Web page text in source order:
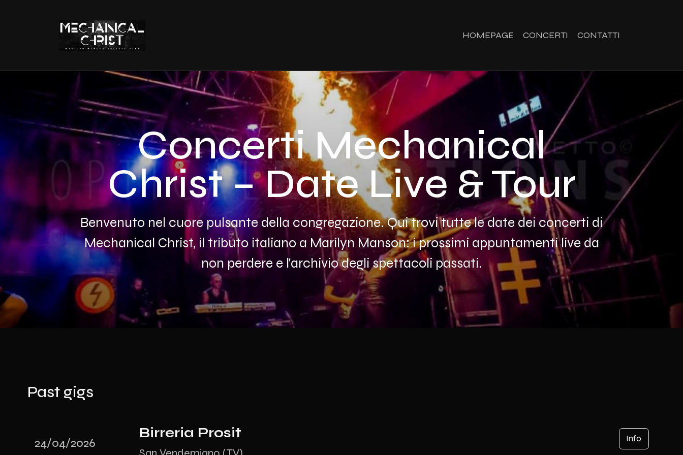
HOMEPAGE CONCERTI CONTATTI
Concerti Mechanical
Christ – Date Live & Tour
Benvenuto nel cuore pulsante della congregazione. Qui trovi tutte le date dei concerti di
Mechanical Christ, il tributo italiano a Marilyn Manson: i prossimi appuntamenti live da
non perdere e l'archivio degli spettacoli passati.
Past gigs
24/04/2026
Birreria Prosit Info